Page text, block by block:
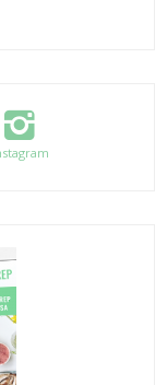
Instagram